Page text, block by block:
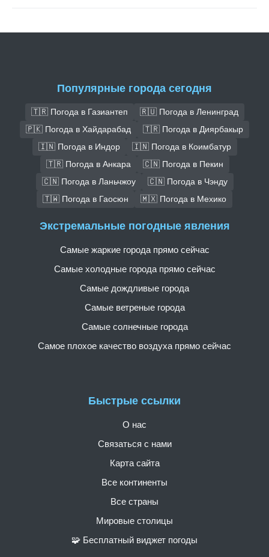
Популярные города сегодня
🇹🇷 Погода в Газиантеп
🇷🇺 Погода в Ленинград
🇵🇰 Погода в Хайдарабад
🇹🇷 Погода в Диярбакыр
🇮🇳 Погода в Индор
🇮🇳 Погода в Коимбатур
🇹🇷 Погода в Анкара
🇨🇳 Погода в Пекин
🇨🇳 Погода в Ланьчжоу
🇨🇳 Погода в Чэнду
🇹🇼 Погода в Гаосюн
🇲🇽 Погода в Мехико
Быстрые ссылки
О нас
Связаться с нами
Карта сайта
Все континенты
Все страны
Мировые столицы
🧩 Бесплатный виджет погоды
Экстремальные погодные явления
Самые жаркие города прямо сейчас
Самые холодные города прямо сейчас
Самые дождливые города
Самые ветреные города
Самые солнечные города
Самое плохое качество воздуха прямо сейчас